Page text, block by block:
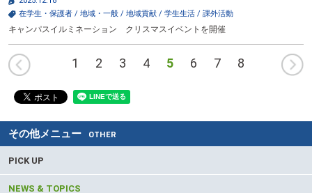
在学生・保護者 / 地域・一般 / 地域貢献 / 学生生活 / 課外活動
キャンパスイルミネーション クリスマスイベントを開催
1 2 3 4 5 6 7 8
その他メニュー OTHER
PICK UP
NEWS & TOPICS